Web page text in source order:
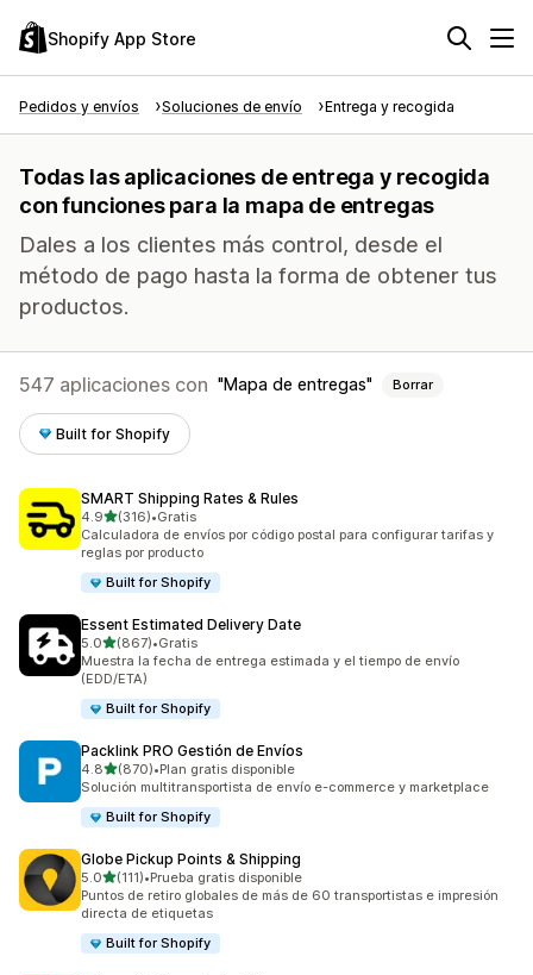
Shopify App Store
Pedidos y envíos Soluciones de envío Entrega y recogida
Todas las aplicaciones de entrega y recogida
con funciones para la mapa de entregas
Dales a los clientes más control, desde el
método de pago hasta la forma de obtener tus
productos.
547 aplicaciones con Mapa de entregas Borrar
Built for Shopify
SMART Shipping Rates & Rules
4.9de 5 estrellas
(316)
316 reseñas en total
•Gratis
Calculadora de envíos por código postal para configurar tarifas y
reglas por producto
Built for Shopify
Essent Estimated Delivery Date
5.0de 5 estrellas
(867)
867 reseñas en total
•Gratis
Muestra la fecha de entrega estimada y el tiempo de envío
(EDD/ETA)
Built for Shopify
Packlink PRO Gestión de Envíos
4.8de 5 estrellas
(870)
870 reseñas en total
•Plan gratis disponible
Solución multitransportista de envío e-commerce y marketplace
Built for Shopify
Globe Pickup Points & Shipping
5.0de 5 estrellas
(111)
111 reseñas en total
•Prueba gratis disponible
Puntos de retiro globales de más de 60 transportistas e impresión
directa de etiquetas
Built for Shopify